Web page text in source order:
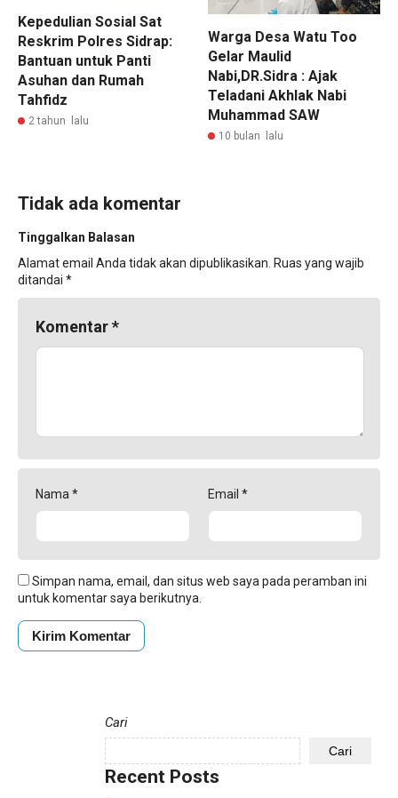
Kepedulian Sosial Sat
Reskrim Polres Sidrap:
Bantuan untuk Panti
Asuhan dan Rumah
Tahfidz
2 tahun lalu
Warga Desa Watu Too
Gelar Maulid
Nabi,DR.Sidra : Ajak
Teladani Akhlak Nabi
Muhammad SAW
10 bulan lalu
Tidak ada komentar
Tinggalkan Balasan
Alamat email Anda tidak akan dipublikasikan. Ruas yang wajib
ditandai *
Komentar*
Nama* Email *
Simpan nama, email, dan situs web saya pada peramban ini
untuk komentar saya berikutnya.
Cari
Cari
Recent Posts